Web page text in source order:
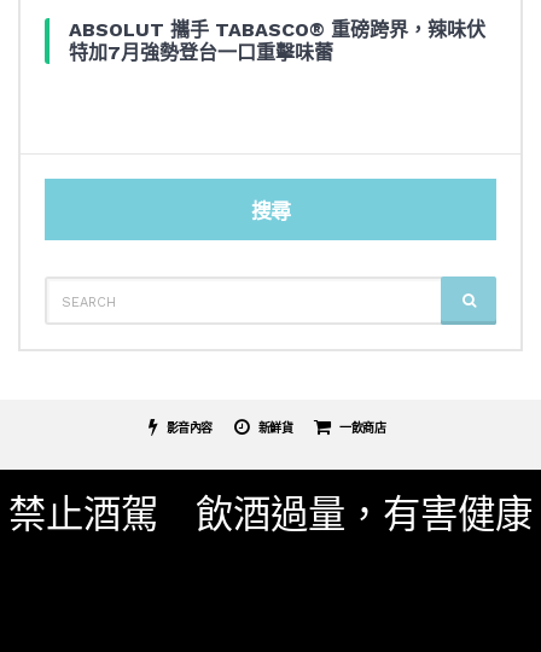
ABSOLUT 攜手 TABASCO® 重磅跨界，辣味伏
特加7月強勢登台一口重擊味蕾
搜尋
SEARCH
FOR:
SEARCH
影音內容 新鮮貨 一飲商店
關於我們 服務條款
禁止酒駕 飲酒過量，有害健康